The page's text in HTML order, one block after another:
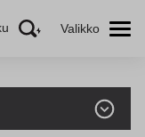
Valikko